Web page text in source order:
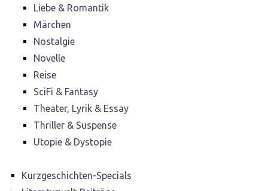
Liebe & Romantik
Märchen
Nostalgie
Novelle
Reise
SciFi & Fantasy
Theater, Lyrik & Essay
Thriller & Suspense
Utopie & Dystopie
Kurzgeschichten-Specials